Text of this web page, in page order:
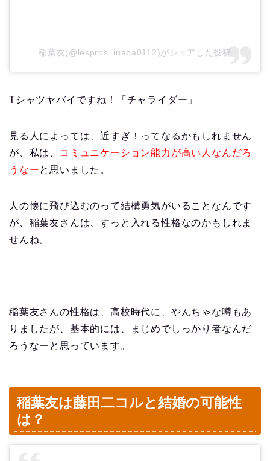
稲葉友(@lespros_inaba0112)がシェアした投稿
Tシャツヤバイですね！「チャライダー」
見る人によっては、近すぎ！ってなるかもしれません
が、私は、
コミュニケーション能力が高い人なんだろ
うなーと思いました。
人の懐に飛び込むのって結構勇気がいることなんです
が、稲葉友さんは、すっと入れる性格なのかもしれま
せんね。
稲葉友さんの性格は、高校時代に、やんちゃな噂もあ
りましたが、基本的には、まじめでしっかり者なんだ
ろうなーと思っています。
稲葉友は藤田二コルと結婚の可能性
は？